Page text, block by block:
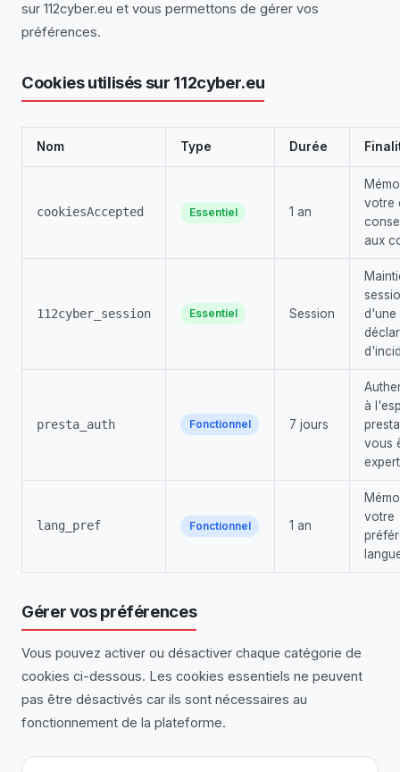
sur 112cyber.eu et vous permettons de gérer vos
préférences.
Cookies utilisés sur 112cyber.eu
Nom Type Durée
cookiesAccepted Essentiel 1 an
votre
aux
112cyber_session Essentiel Session
d'une
presta_auth Fonctionnel 7 jours
à
vous
lang_pref Fonctionnel 1 an
votre
Gérer vos préférences
Vous pouvez activer ou désactiver chaque catégorie de
cookies ci-dessous. Les cookies essentiels ne peuvent
pas être désactivés car ils sont nécessaires au
fonctionnement de la plateforme.